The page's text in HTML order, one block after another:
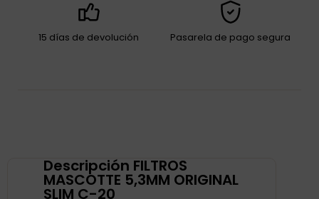
15 días de devolución Pasarela de pago segura
Descripción FILTROS
MASCOTTE 5,3MM ORIGINAL
SLIM C-20